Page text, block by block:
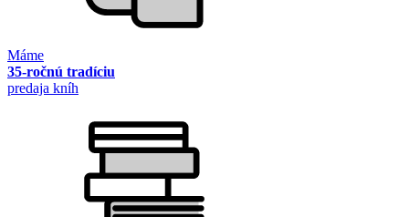
Máme
35-ročnú tradíciu
predaja kníh